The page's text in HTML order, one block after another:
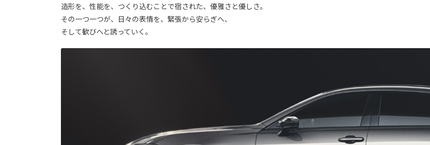
造形を、性能を、つくり込むことで宿された、優雅さと優しさ。
その一つ一つが、日々の表情を、緊張から安らぎへ、
そして歓びへと誘っていく。